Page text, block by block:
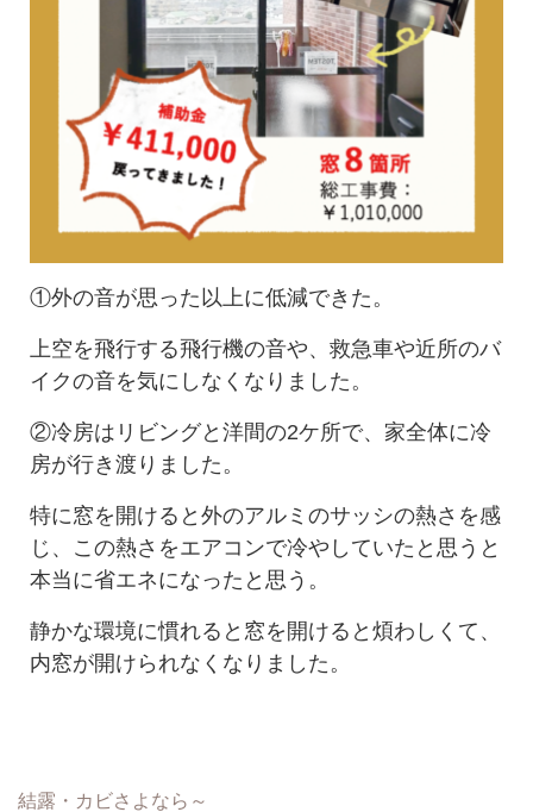
①外の音が思った以上に低減できた。
上空を飛行する飛行機の音や、救急車や近所のバ
イクの音を気にしなくなりました。
②冷房はリビングと洋間の2ケ所で、家全体に冷
房が行き渡りました。
特に窓を開けると外のアルミのサッシの熱さを感
じ、この熱さをエアコンで冷やしていたと思うと
本当に省エネになったと思う。
静かな環境に慣れると窓を開けると煩わしくて、
内窓が開けられなくなりました。
結露・カビさよなら～